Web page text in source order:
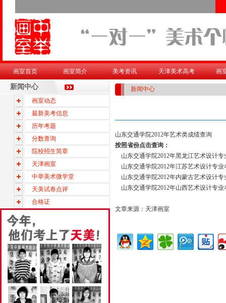
画室首页 画室简介 美考资讯 天津美术高考 画
新闻中心
画室动态
最新美考信息
历年考题
分数查询
院校招生简章
天津画室
中举美术微学堂
天美试卷点评
合格证
新闻中心
山东交通学院2012年艺术类成绩查询
按照省份点击查询：
山东交通学院2012年黑龙江艺术设计
山东交通学院2012年江苏艺术设计专
山东交通学院2012年内蒙古艺术设计
山东交通学院2012年山西艺术设计专
文章来源： 天津画室